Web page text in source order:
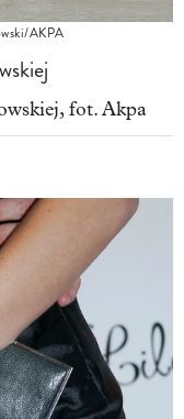
AKPA
fot. Akpa